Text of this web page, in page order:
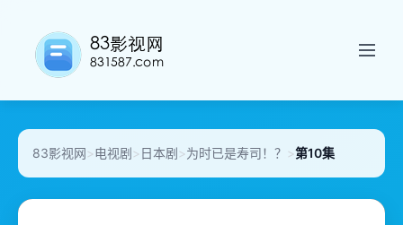
83影视网>电视剧> 日本剧>为时已是寿司！？ >第10集